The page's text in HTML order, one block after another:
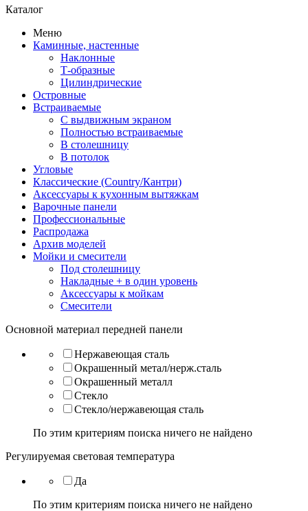
Каталог
Меню
Каминные, настенные
Наклонные
Т-образные
Цилиндрические
Островные
Встраиваемые
С выдвижным экраном
Полностью встраиваемые
В столешницу
В потолок
Угловые
Классические (Country/Кантри)
Аксессуары к кухонным вытяжкам
Варочные панели
Профессиональные
Распродажа
Архив моделей
Мойки и смесители
Под столешницу
Накладные + в один уровень
Аксессуары к мойкам
Смесители
Основной материал передней панели
Нержавеющая сталь
Окрашенный метал/нерж.сталь
Окрашенный металл
Стекло
Стекло/нержавеющая сталь
По этим критериям поиска ничего не найдено
Регулируемая световая температура
Да
По этим критериям поиска ничего не найдено